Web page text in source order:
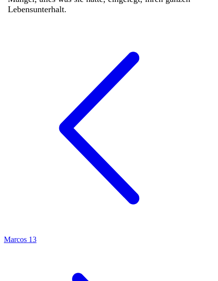
Lebensunterhalt.
Marcos 13